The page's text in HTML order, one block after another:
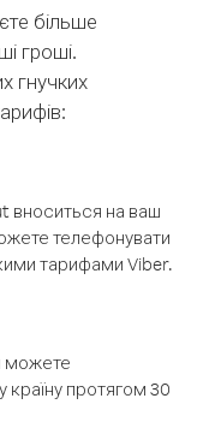
більше
гроші.
гнучких
вноситься на ваш
телефонувати
тарифами Viber.
можете
країну протягом 30